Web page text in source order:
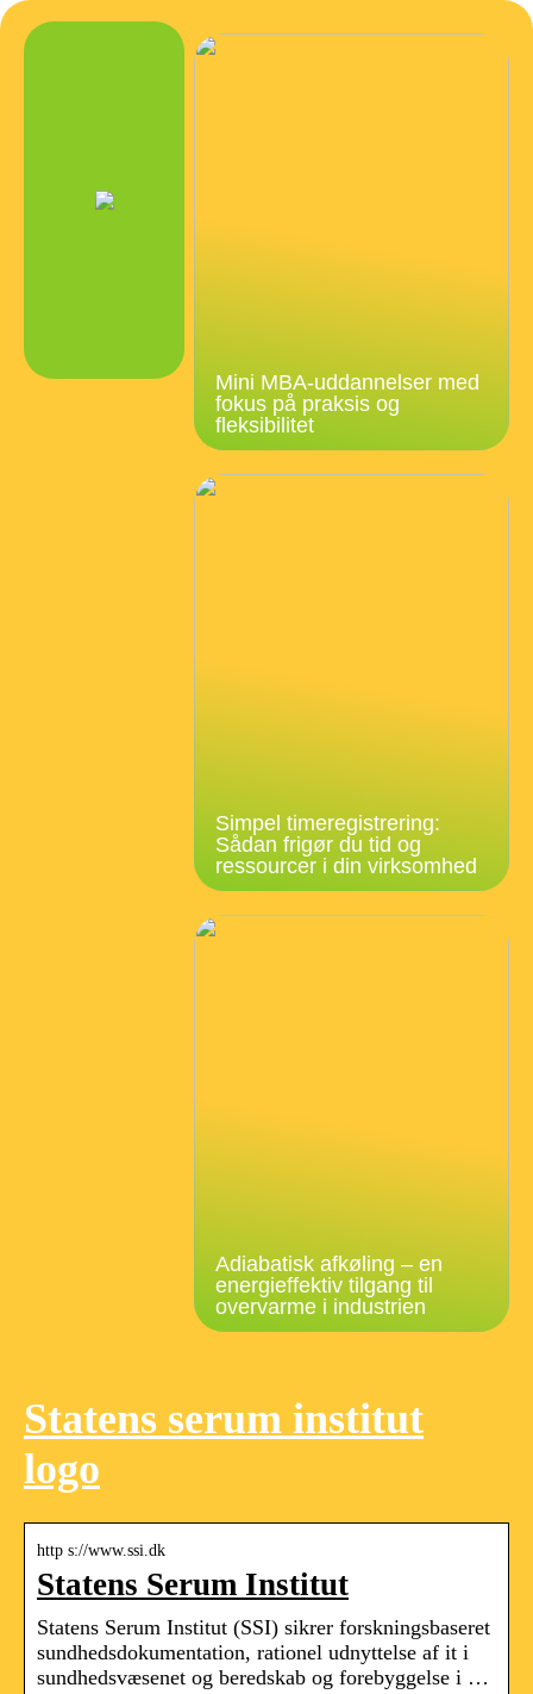
Mini MBA-uddannelser med
fokus på praksis og
fleksibilitet
Simpel timeregistrering:
Sådan frigør du tid og
ressourcer i din virksomhed
Adiabatisk afkøling – en
energieffektiv tilgang til
overvarme i industrien
Statens serum institut
logo
http s://www.ssi.dk
Statens Serum Institut
Statens Serum Institut (SSI) sikrer forskningsbaseret
sundhedsdokumentation, rationel udnyttelse af it i
sundhedsvæsenet og beredskab og forebyggelse i …